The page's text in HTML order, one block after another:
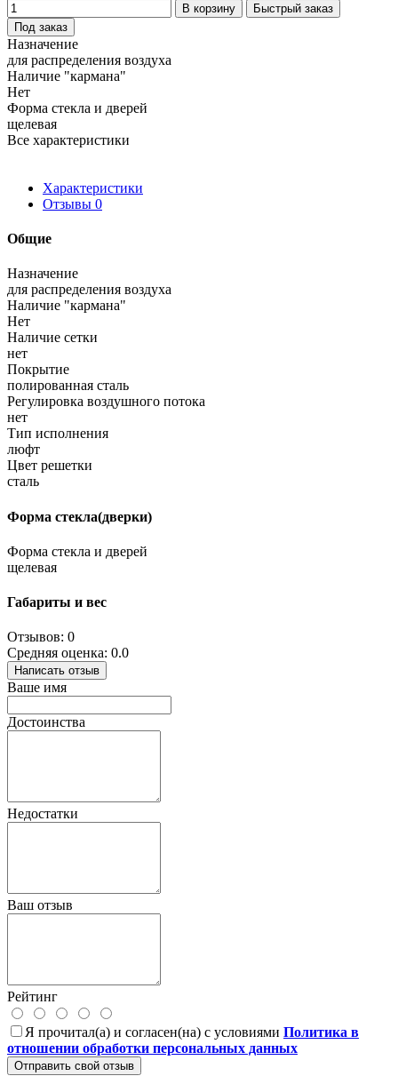
В корзину
Быстрый заказ
Под заказ
Назначение
для распределения воздуха
Наличие "кармана"
Нет
Форма стекла и дверей
щелевая
Все характеристики
Характеристики
Отзывы 0
Общие
Назначение
для распределения воздуха
Наличие "кармана"
Нет
Наличие сетки
нет
Покрытие
полированная сталь
Регулировка воздушного потока
нет
Тип исполнения
люфт
Цвет решетки
сталь
Форма стекла(дверки)
Форма стекла и дверей
щелевая
Габариты и вес
Отзывов: 0
Средняя оценка: 0.0
Написать отзыв
Ваше имя
Достоинства
Недостатки
Ваш отзыв
Рейтинг
Я прочитал(а) и согласен(на) с условиями Политика в
отношении обработки персональных данных
Отправить свой отзыв